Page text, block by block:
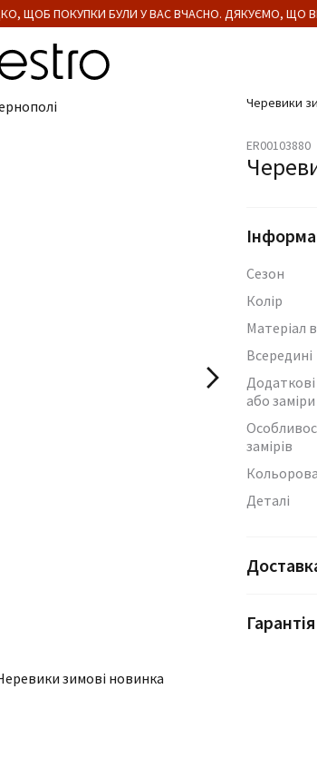
ЩОБ ПОКУПКИ БУЛИ У ВАС ВЧАСНО. ДЯКУЄМО, ЩО
Черевики
ER00103880
Сезон
Колір
Матеріал
Всередині
або заміри
замірів
Деталі